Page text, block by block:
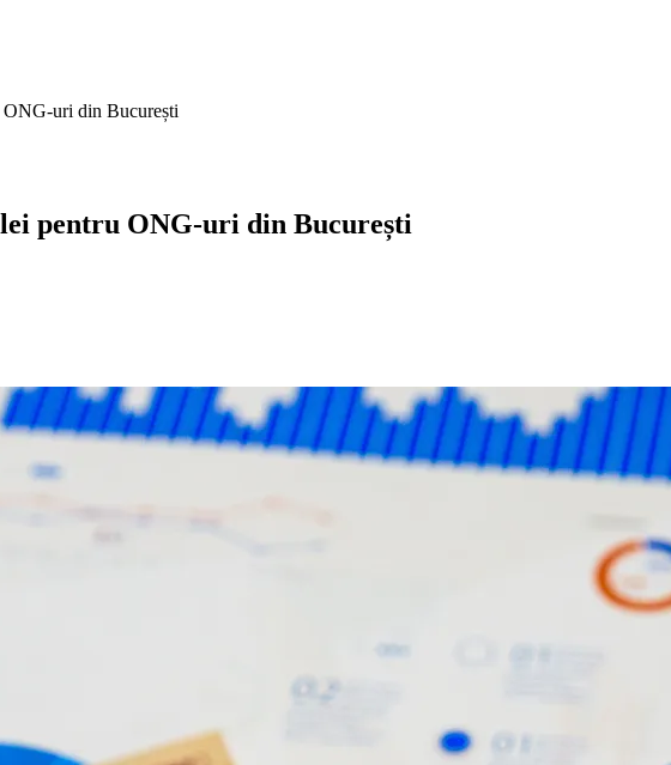
ONG-uri din București
pentru ONG-uri din București